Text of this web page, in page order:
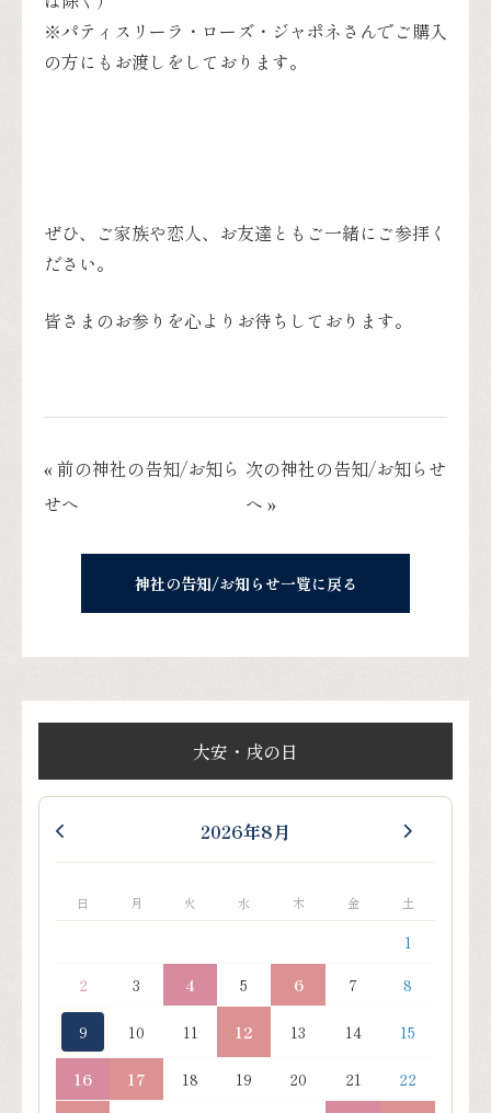
※パティスリーラ・ローズ・ジャポネさんでご購入
の方にもお渡しをしております。
ぜひ、ご家族や恋人、お友達ともご一緒にご参拝く
ださい。
皆さまのお参りを心よりお待ちしております。
« 前の神社の告知/お知ら
せへ
次の神社の告知/お知らせ
へ »
神社の告知/お知らせ一覧に戻る
大安・戌の日
2026年8月
日 月 火 水 木 金 土
1
2
3 4 5 6 7 8
9 10 11 12 13 14 15
16 17 18 19 20 21
22